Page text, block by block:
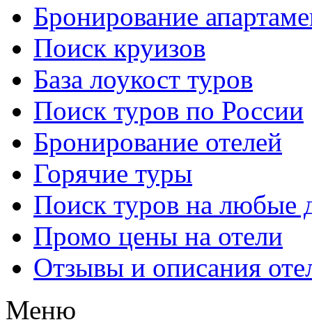
Бронирование
Поиск круизов
База лоукост туров
Поиск туров по России
Бронирование отелей
Горячие туры
Поиск туров на любые
Промо цены на отели
Отзывы и описания
Меню